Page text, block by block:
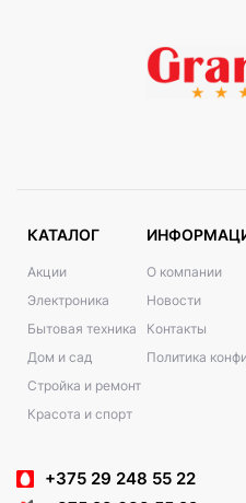
КАТАЛОГ
Акции
Электроника
Бытовая техника
Дом и сад
Стройка и ремонт
Красота и спорт
О компании
Новости
Контакты
Политика
+375 29 248 55 22